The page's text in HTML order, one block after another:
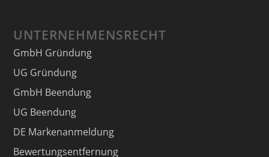
UNTERNEHMENSRECHT
GmbH Gründung
UG Gründung
GmbH Beendung
UG Beendung
DE Markenanmeldung
Bewertungsentfernung